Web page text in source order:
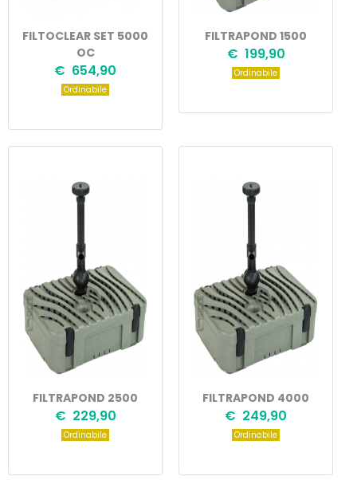
FILTOCLEAR SET 5000
OC
€ 654,90
Ordinabile
FILTRAPOND 1500
€ 199,90
Ordinabile
FILTRAPOND 2500
€ 229,90
Ordinabile
FILTRAPOND 4000
€ 249,90
Ordinabile